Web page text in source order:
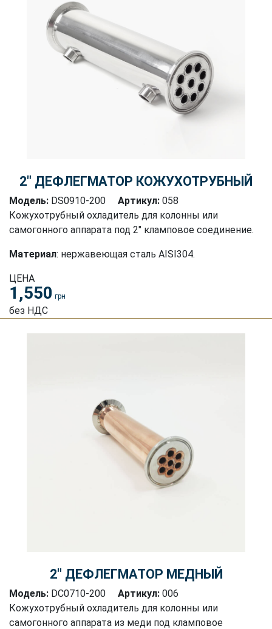
2″ ДЕФЛЕГМАТОР КОЖУХОТРУБНЫЙ
Модель: DS0910-200 Артикул: 058
Кожухотрубный охладитель для колонны или
самогонного аппарата под 2" кламповое соединение.
Материал: нержавеющая сталь AISI304.
ЦЕНА
1,550 грн
без НДС
2″ ДЕФЛЕГМАТОР МЕДНЫЙ
Модель: DC0710-200 Артикул: 006
Кожухотрубный охладитель для колонны или
самогонного аппарата из меди под кламповое